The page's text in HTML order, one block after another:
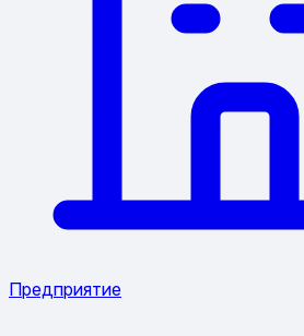
Предприятие